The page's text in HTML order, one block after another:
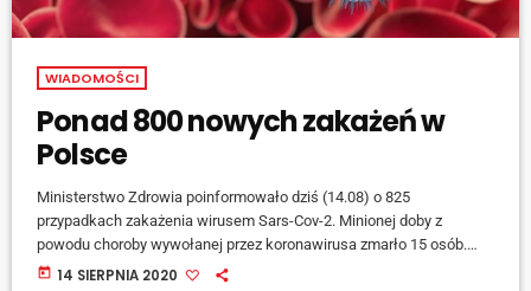
WIADOMOŚCI
Ponad 800 nowych zakażeń w
Polsce
Ministerstwo Zdrowia poinformowało dziś (14.08) o 825
przypadkach zakażenia wirusem Sars-Cov-2. Minionej doby z
powodu choroby wywołanej przez koronawirusa zmarło 15 osób.
Jedna osoba zmarła w Raciborzu, to 69-letnia kobieta. Najwięcej
today 14 SIERPNIA 2020